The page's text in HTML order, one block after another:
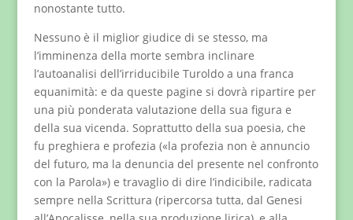
nonostante tutto.
Nessuno è il miglior giudice di se stesso, ma
l’imminenza della morte sembra inclinare
l’autoanalisi dell’irriducibile Turoldo a una franca
equanimità: e da queste pagine si dovrà ripartire per
una più ponderata valutazione della sua figura e
della sua vicenda. Soprattutto della sua poesia, che
fu preghiera e profezia («la profezia non è annuncio
del futuro, ma la denuncia del presente nel confronto
con la Parola») e travaglio di dire l’indicibile, radicata
sempre nella Scrittura (ripercorsa tutta, dal Genesi